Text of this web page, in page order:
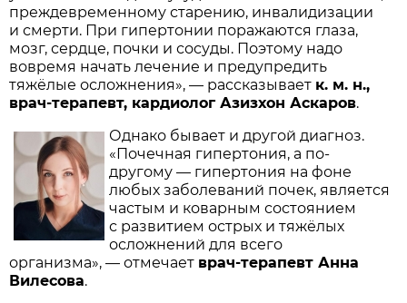
преждевременному старению, инвалидизации
и смерти. При гипертонии поражаются глаза,
мозг, сердце, почки и сосуды. Поэтому надо
вовремя начать лечение и предупредить
тяжёлые осложнения», — рассказывает к. м. н.,
врач-терапевт, кардиолог Азизхон Аскаров.
Однако бывает и другой диагноз.
«Почечная гипертония, а по-
другому — гипертония на фоне
любых заболеваний почек, является
частым и коварным состоянием
с развитием острых и тяжёлых
осложнений для всего
организма», — отмечает врач-терапевт Анна
Вилесова.